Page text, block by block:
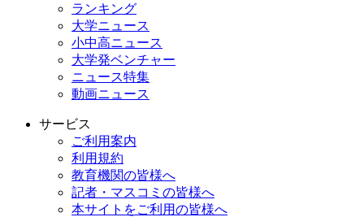
ランキング
大学ニュース
小中高ニュース
大学発ベンチャー
ニュース特集
動画ニュース
サービス
ご利用案内
利用規約
教育機関の皆様へ
記者・マスコミの皆様へ
本サイトをご利用の皆様へ